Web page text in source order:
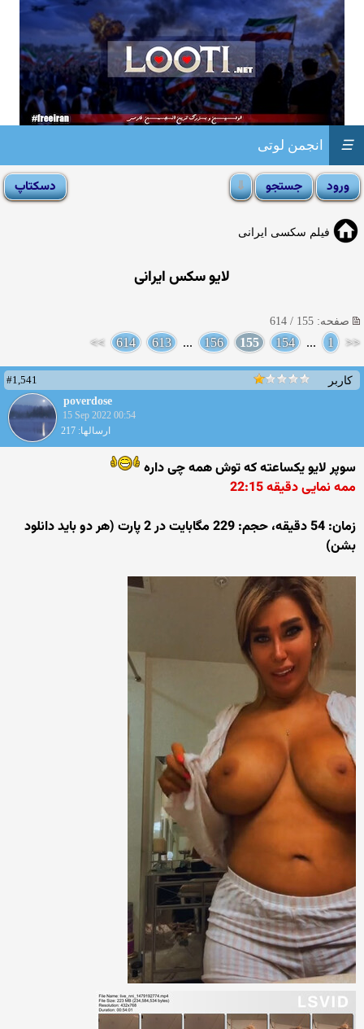
انجمن لوتی ☰
فیلم سکسی ایرانی
لایو سکس ایرانی
صفحه: 155 / 614
<<
1
...
154
155
156
...
613
614
>>
کاربر
#1,541
poverdose
15 Sep 2022 00:54
ارسالها: 217
سوپر لایو یکساعته که توش همه چی داره
ممه نمایی دقیقه 22:15
زمان: 54 دقیقه، حجم: 229 مگابایت در 2 پارت (هر دو باید دانلود
بشن)